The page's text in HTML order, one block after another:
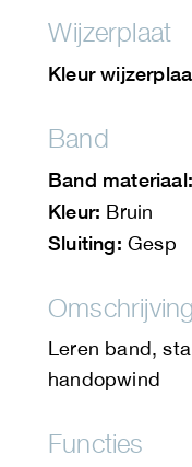
Wijzerplaat
Kleur
Band
Band materiaal:
Kleur: Bruin
Sluiting: Gesp
Omschrijving
Leren band,
handopwind
Functies